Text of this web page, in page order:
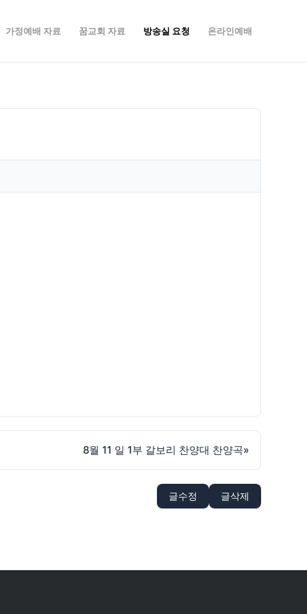
가정예배 자료 꿈교회 자료 방송실 요청 온라인예배
8월 11 일 1부 갈보리 찬양대 찬양곡»
글수정 글삭제